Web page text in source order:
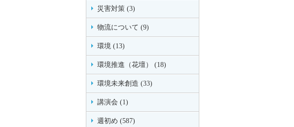
災害対策 (3)
物流について (9)
環境 (13)
環境推進（花壇） (18)
環境未来創造 (33)
講演会 (1)
週初め (587)